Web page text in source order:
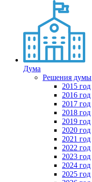
Дума
Решения думы
2015 год
2016 год
2017 год
2018 год
2019 год
2020 год
2021 год
2022 год
2023 год
2024 год
2025 год